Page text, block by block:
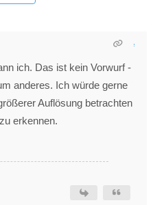
ich. Das ist kein Vorwurf -
anderes. Ich würde gerne
Auflösung betrachten
erkennen.